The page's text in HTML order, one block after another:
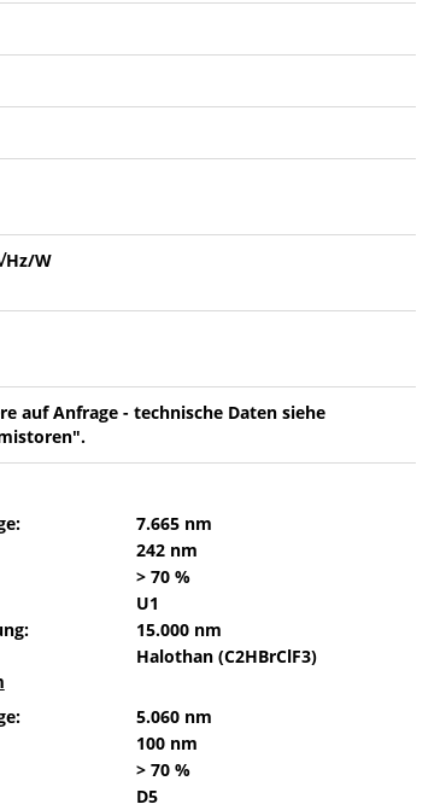
W
auf Anfrage - technische Daten siehe
7.665 nm
242 nm
> 70 %
U1
15.000 nm
Halothan (C2HBrClF3)
5.060 nm
100 nm
> 70 %
D5